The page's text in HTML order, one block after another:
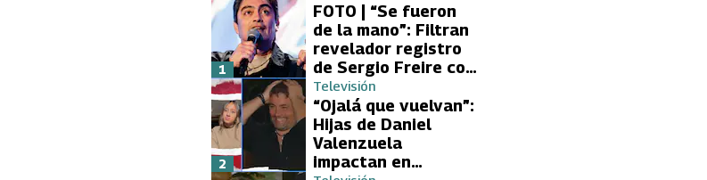
FOTO | “Se fueron
de la mano”: Filtran
revelador registro
de Sergio Freire con
supuesta nueva
conquista
1
Televisión
“Ojalá que vuelvan”:
Hijas de Daniel
Valenzuela
impactan en
2